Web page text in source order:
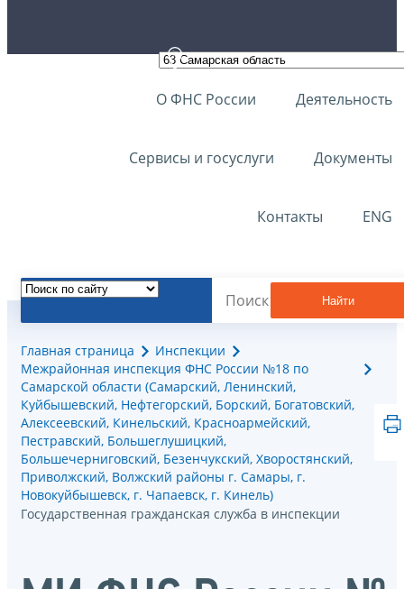
О ФНС России Деятельность
Сервисы и госуслуги Документы
Контакты ENG
Найти
Главная страница
Инспекции
Межрайонная инспекция ФНС России №18 по
Самарской области (Самарский, Ленинский,
Куйбышевский, Нефтегорский, Борский, Богатовский,
Алексеевский, Кинельский, Красноармейский,
Пестравский, Большеглушицкий,
Большечерниговский, Безенчукский, Хворостянский,
Приволжский, Волжский районы г. Самары, г.
Новокуйбышевск, г. Чапаевск, г. Кинель)
Государственная гражданская служба в инспекции